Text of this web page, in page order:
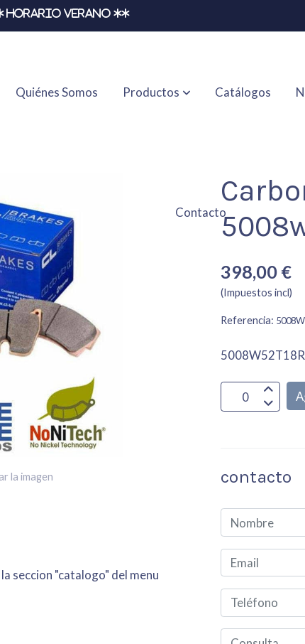
VERANO **
Quiénes Somos Productos Catálogos
Contacto
la imagen
seccion "catalogo" del menu
398,00 €
(Impuestos incl)
Referencia:
contacto